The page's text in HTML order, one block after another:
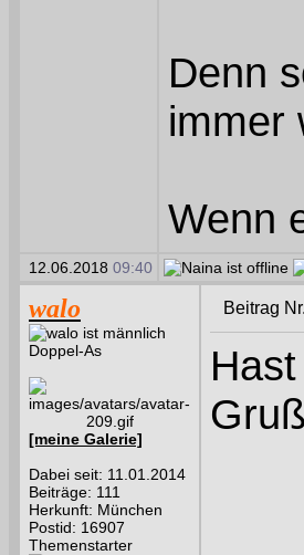
Denn
immer
Wenn
12.06.2018 09:40
walo
Doppel-As
[meine Galerie]
Dabei seit: 11.01.2014
Beiträge: 111
Herkunft: München
Postid: 16907
Themenstarter
Beitrag